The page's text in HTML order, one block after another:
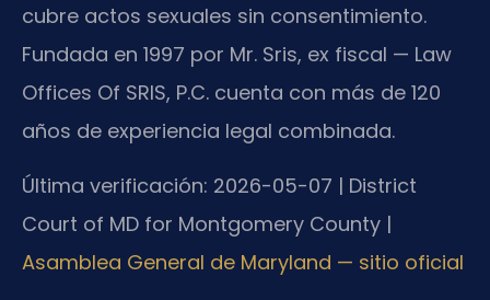
cubre actos sexuales sin consentimiento.
Fundada en 1997 por Mr. Sris, ex fiscal — Law
Offices Of SRIS, P.C. cuenta con más de 120
años de experiencia legal combinada.
Última verificación: 2026-05-07 | District
Court of MD for Montgomery County |
Asamblea General de Maryland — sitio oficial